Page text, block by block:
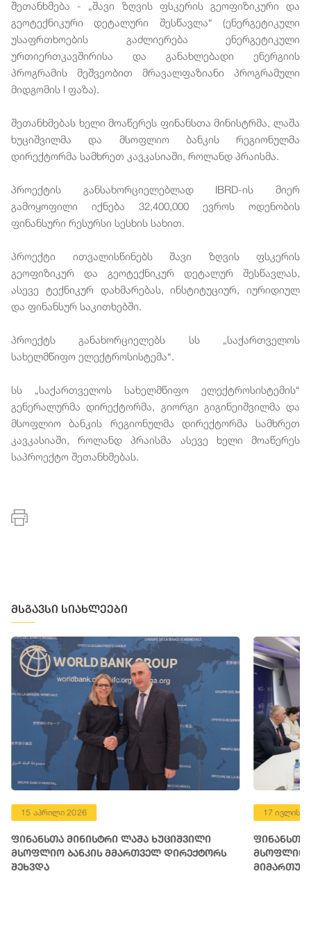
შეთანხმება - „შავი ზღვის ფსკერის გეოფიზიკური და
გეოტექნიკური დეტალური შესწავლა“ (ენერგეტიკული
უსაფრთხოების გაძლიერება ენერგეტიკული
ურთიერთკავშირისა და განახლებადი ენერგიის
პროგრამის მეშვეობით მრავალფაზიანი პროგრამული
მიდგომის I ფაზა).
შეთანხმებას ხელი მოაწერეს ფინანსთა მინისტრმა, ლაშა
ხუციშვილმა და მსოფლიო ბანკის რეგიონულმა
დირექტორმა სამხრეთ კავკასიაში, როლანდ პრაისმა.
პროექტის განსახორციელებლად IBRD-ის მიერ
გამოყოფილი იქნება 32,400,000 ევროს ოდენობის
ფინანსური რესურსი სესხის სახით.
პროექტი ითვალისწინებს შავი ზღვის ფსკერის
გეოფიზიკურ და გეოტექნიკურ დეტალურ შესწავლას,
ასევე ტექნიკურ დახმარებას, ინსტიტუციურ, იურიდიულ
და ფინანსურ საკითხებში.
პროექტს განახორციელებს სს „საქართველოს
სახელმწიფო ელექტროსისტემა“.
სს „საქართველოს სახელმწიფო ელექტროსისტემის“
გენერალურმა დირექტორმა, გიორგი გიგინეიშვილმა და
მსოფლიო ბანკის რეგიონულმა დირექტორმა სამხრეთ
კავკასიაში, როლანდ პრაისმა ასევე ხელი მოაწერეს
საპროექტო შეთანხმებას.
მსგავსი სიახლეები
15 აპრილი 2026
ფინანსთა მინისტრი ლაშა ხუციშვილი
მსოფლიო ბანკის მმართველ დირექტორს
შეხვდა
17 ივლისი
ფინანსთა
მსოფლიო